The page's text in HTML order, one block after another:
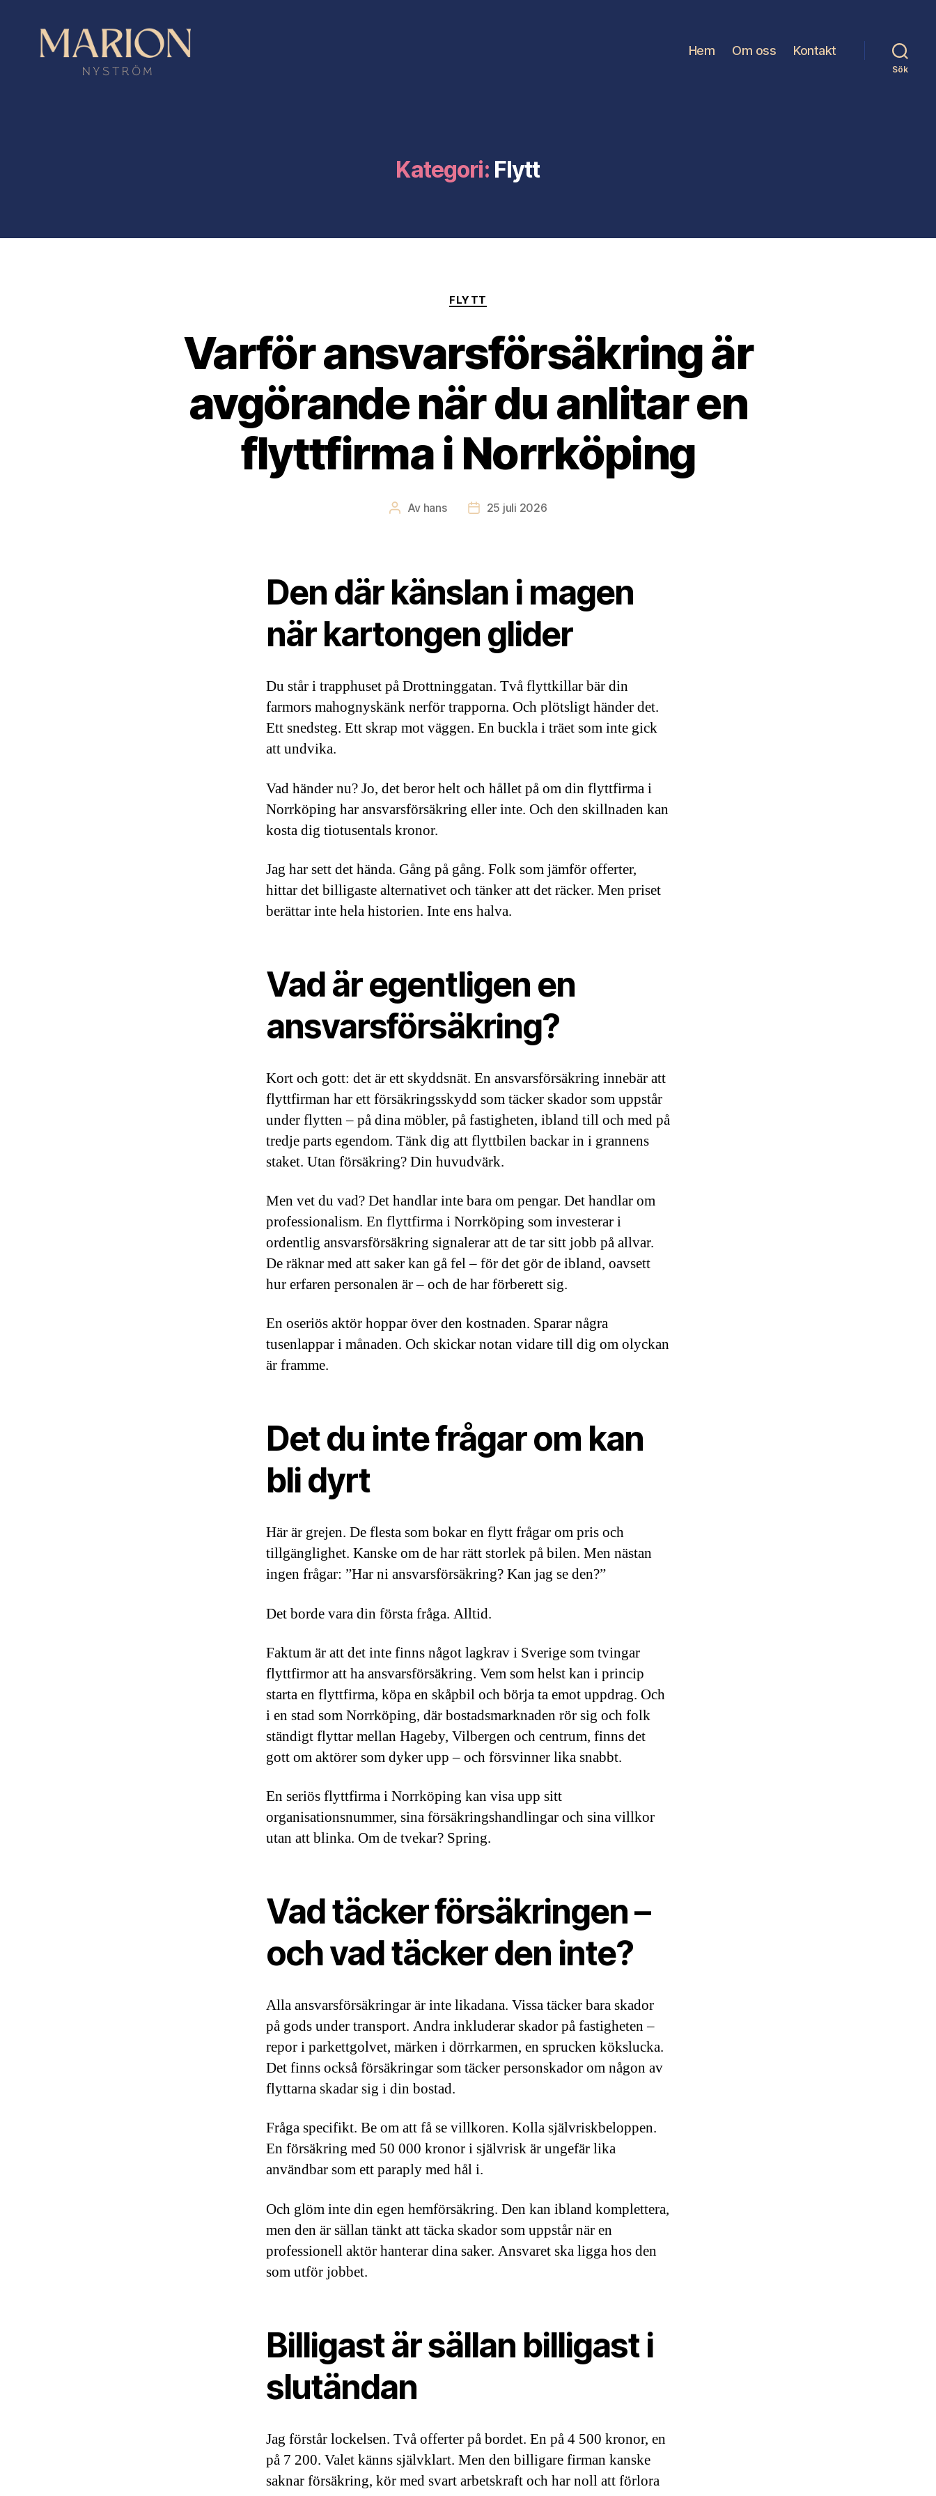
Hem Om oss Kontakt
Sök
Kategori: Flytt
Kategorier
FLYTT
Varför ansvarsförsäkring är
avgörande när du anlitar en
flyttfirma i Norrköping
Inläggsförfattare
Av hans Inläggsdatum
25 juli 2026
Den där känslan i magen
när kartongen glider
Du står i trapphuset på Drottninggatan. Två flyttkillar bär din
farmors mahognyskänk nerför trapporna. Och plötsligt händer det.
Ett snedsteg. Ett skrap mot väggen. En buckla i träet som inte gick
att undvika.
Vad händer nu? Jo, det beror helt och hållet på om din flyttfirma i
Norrköping har ansvarsförsäkring eller inte. Och den skillnaden kan
kosta dig tiotusentals kronor.
Jag har sett det hända. Gång på gång. Folk som jämför offerter,
hittar det billigaste alternativet och tänker att det räcker. Men priset
berättar inte hela historien. Inte ens halva.
Vad är egentligen en
ansvarsförsäkring?
Kort och gott: det är ett skyddsnät. En ansvarsförsäkring innebär att
flyttfirman har ett försäkringsskydd som täcker skador som uppstår
under flytten – på dina möbler, på fastigheten, ibland till och med på
tredje parts egendom. Tänk dig att flyttbilen backar in i grannens
staket. Utan försäkring? Din huvudvärk.
Men vet du vad? Det handlar inte bara om pengar. Det handlar om
professionalism. En flyttfirma i Norrköping som investerar i
ordentlig ansvarsförsäkring signalerar att de tar sitt jobb på allvar.
De räknar med att saker kan gå fel – för det gör de ibland, oavsett
hur erfaren personalen är – och de har förberett sig.
En oseriös aktör hoppar över den kostnaden. Sparar några
tusenlappar i månaden. Och skickar notan vidare till dig om olyckan
är framme.
Det du inte frågar om kan
bli dyrt
Här är grejen. De flesta som bokar en flytt frågar om pris och
tillgänglighet. Kanske om de har rätt storlek på bilen. Men nästan
ingen frågar: ”Har ni ansvarsförsäkring? Kan jag se den?”
Det borde vara din första fråga. Alltid.
Faktum är att det inte finns något lagkrav i Sverige som tvingar
flyttfirmor att ha ansvarsförsäkring. Vem som helst kan i princip
starta en flyttfirma, köpa en skåpbil och börja ta emot uppdrag. Och
i en stad som Norrköping, där bostadsmarknaden rör sig och folk
ständigt flyttar mellan Hageby, Vilbergen och centrum, finns det
gott om aktörer som dyker upp – och försvinner lika snabbt.
En seriös flyttfirma i Norrköping kan visa upp sitt
organisationsnummer, sina försäkringshandlingar och sina villkor
utan att blinka. Om de tvekar? Spring.
Vad täcker försäkringen –
och vad täcker den inte?
Alla ansvarsförsäkringar är inte likadana. Vissa täcker bara skador
på gods under transport. Andra inkluderar skador på fastigheten –
repor i parkettgolvet, märken i dörrkarmen, en sprucken kökslucka.
Det finns också försäkringar som täcker personskador om någon av
flyttarna skadar sig i din bostad.
Fråga specifikt. Be om att få se villkoren. Kolla självriskbeloppen.
En försäkring med 50 000 kronor i självrisk är ungefär lika
användbar som ett paraply med hål i.
Och glöm inte din egen hemförsäkring. Den kan ibland komplettera,
men den är sällan tänkt att täcka skador som uppstår när en
professionell aktör hanterar dina saker. Ansvaret ska ligga hos den
som utför jobbet.
Billigast är sällan billigast i
slutändan
Jag förstår lockelsen. Två offerter på bordet. En på 4 500 kronor, en
på 7 200. Valet känns självklart. Men den billigare firman kanske
saknar försäkring, kör med svart arbetskraft och har noll att förlora